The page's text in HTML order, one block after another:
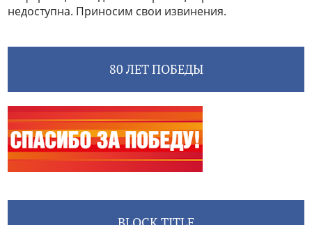
недоступна. Приносим свои извинения.
80 ЛЕТ ПОБЕДЫ